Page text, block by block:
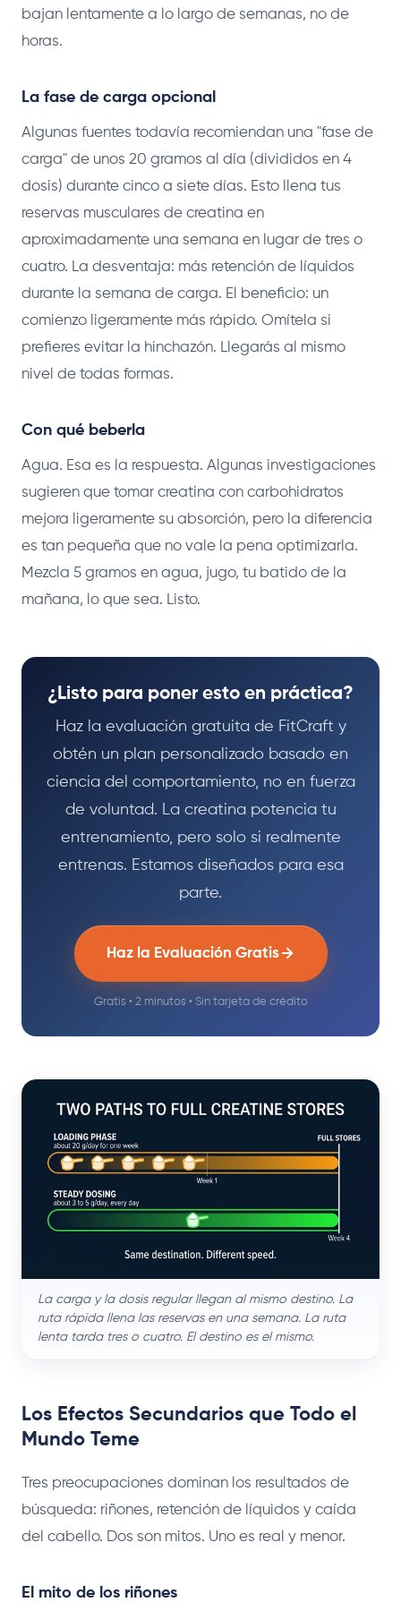
bajan lentamente a lo largo de semanas, no de
horas.
La fase de carga opcional
Algunas fuentes todavía recomiendan una "fase de
carga" de unos 20 gramos al día (divididos en 4
dosis) durante cinco a siete días. Esto llena tus
reservas musculares de creatina en
aproximadamente una semana en lugar de tres o
cuatro. La desventaja: más retención de líquidos
durante la semana de carga. El beneficio: un
comienzo ligeramente más rápido. Omítela si
prefieres evitar la hinchazón. Llegarás al mismo
nivel de todas formas.
Con qué beberla
Agua. Esa es la respuesta. Algunas investigaciones
sugieren que tomar creatina con carbohidratos
mejora ligeramente su absorción, pero la diferencia
es tan pequeña que no vale la pena optimizarla.
Mezcla 5 gramos en agua, jugo, tu batido de la
mañana, lo que sea. Listo.
¿Listo para poner esto en práctica?
Haz la evaluación gratuita de FitCraft y
obtén un plan personalizado basado en
ciencia del comportamiento, no en fuerza
de voluntad. La creatina potencia tu
entrenamiento, pero solo si realmente
entrenas. Estamos diseñados para esa
parte.
Haz la Evaluación Gratis
Gratis • 2 minutos • Sin tarjeta de crédito
La carga y la dosis regular llegan al mismo destino. La
ruta rápida llena las reservas en una semana. La ruta
lenta tarda tres o cuatro. El destino es el mismo.
Los Efectos Secundarios que Todo el
Mundo Teme
Tres preocupaciones dominan los resultados de
búsqueda: riñones, retención de líquidos y caída
del cabello. Dos son mitos. Uno es real y menor.
El mito de los riñones